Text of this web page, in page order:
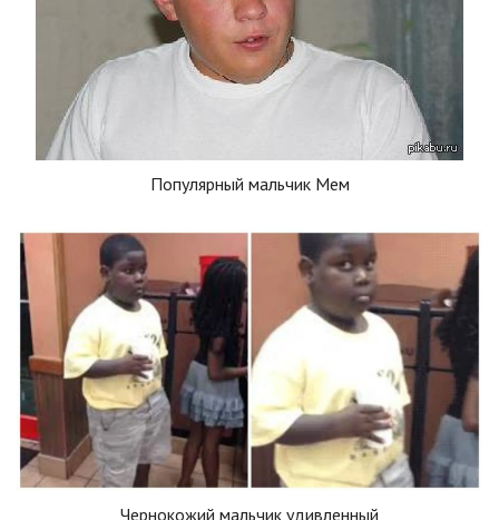
Популярный мальчик Мем
Чернокожий мальчик удивленный